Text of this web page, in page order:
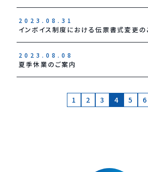
2023.08.31
インボイス制度における伝票書式変更の
2023.08.08
夏季休業のご案内
1 2 3 4 5 6